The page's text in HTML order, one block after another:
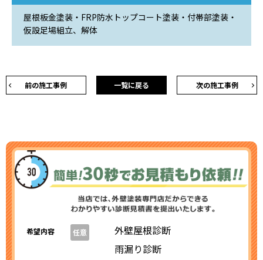
屋根板金塗装・FRP防水トップコート塗装・付帯部塗装・
仮設足場組立、解体
前の施工事例 次の施工事例
一覧に戻る
希望内容 任意
外壁屋根診断
雨漏り診断